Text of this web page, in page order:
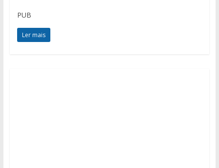
PUB
Ler mais